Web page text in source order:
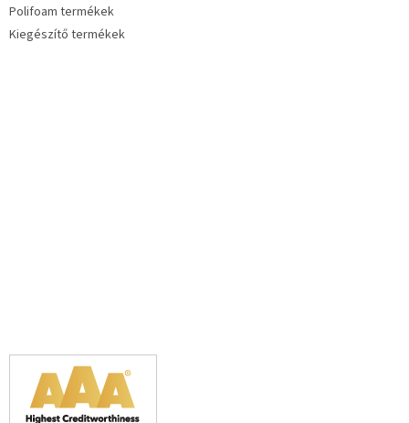
Polifoam termékek
Kiegészítő termékek